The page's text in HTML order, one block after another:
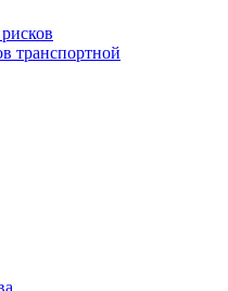
транспортной